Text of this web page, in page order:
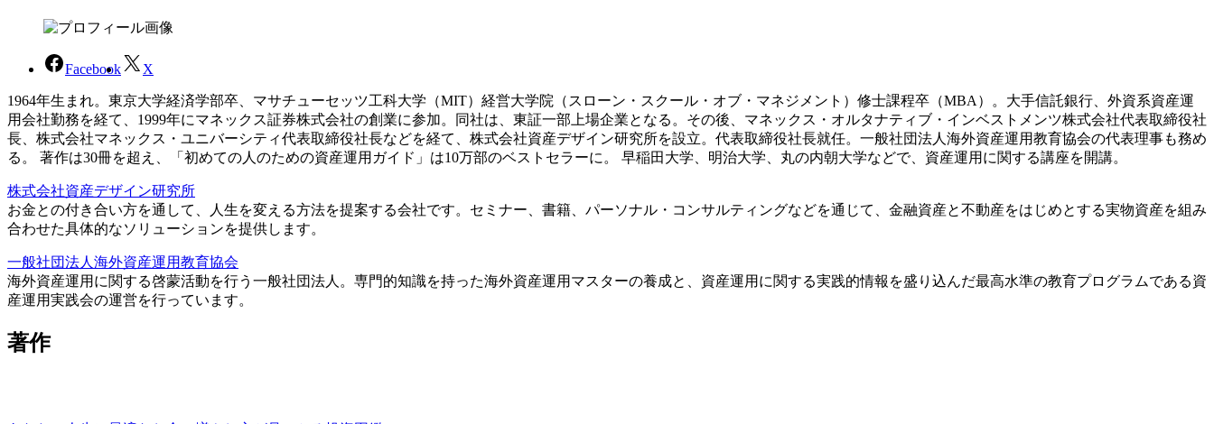
Facebook X
1964年生まれ。東京大学経済学部卒、マサチューセッツ工科大学（MIT）経営大学院（スローン・スクール・オブ・マネジメント）修士課程卒（MBA）。大手信託銀行、外資系資産運
用会社勤務を経て、1999年にマネックス証券株式会社の創業に参加。同社は、東証一部上場企業となる。その後、マネックス・オルタナティブ・インベストメンツ株式会社代表取締役社
長、株式会社マネックス・ユニバーシティ代表取締役社長などを経て、株式会社資産デザイン研究所を設立。代表取締役社長就任。一般社団法人海外資産運用教育協会の代表理事も務め
る。 著作は30冊を超え、「初めての人のための資産運用ガイド」は10万部のベストセラーに。 早稲田大学、明治大学、丸の内朝大学などで、資産運用に関する講座を開講。
株式会社資産デザイン研究所
お金との付き合い方を通して、人生を変える方法を提案する会社です。セミナー、書籍、パーソナル・コンサルティングなどを通じて、金融資産と不動産をはじめとする実物資産を組み
合わせた具体的なソリューションを提供します。
一般社団法人海外資産運用教育協会
海外資産運用に関する啓蒙活動を行う一般社団法人。専門的知識を持った海外資産運用マスターの養成と、資産運用に関する実践的情報を盛り込んだ最高水準の教育プログラムである資
産運用実践会の運営を行っています。
著作